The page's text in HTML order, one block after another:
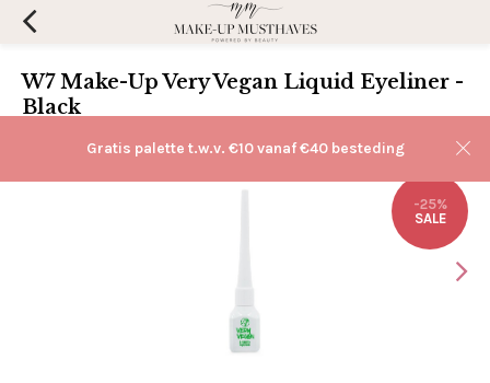
Gratis palette t.w.v. €10 vanaf €40 besteding
W7 Make-Up Very Vegan Liquid Eyeliner -
Black
-25%
SALE